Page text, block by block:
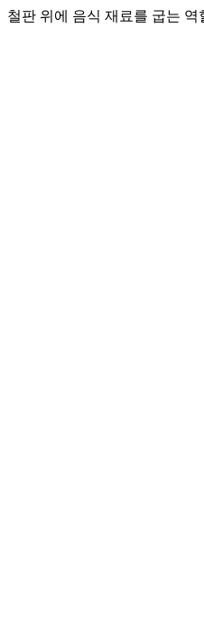
철판 위에 음식 재료를 굽는